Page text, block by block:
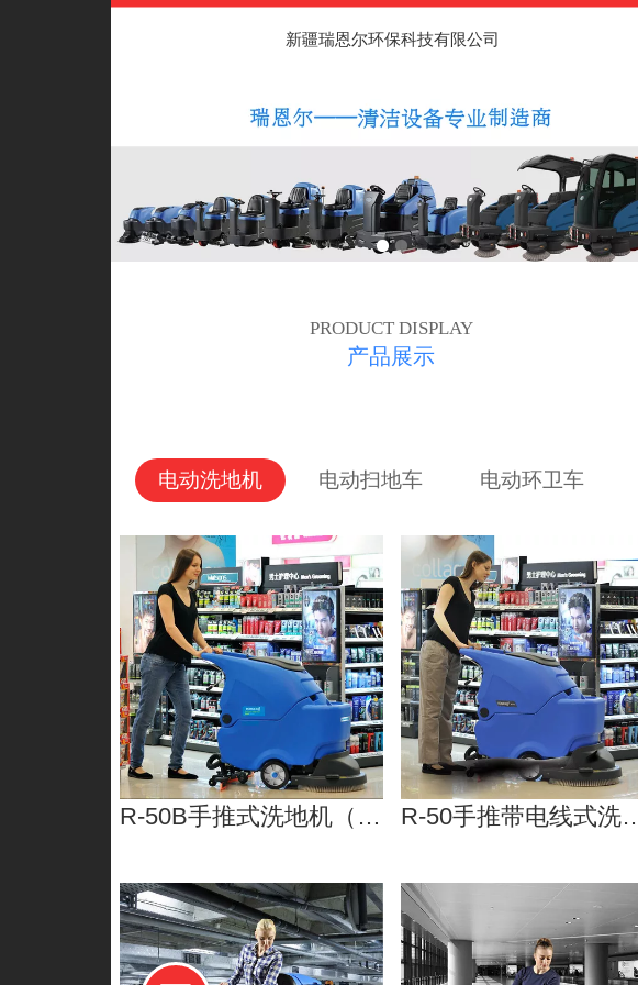
新疆瑞恩尔环保科技有限公司
PRODUCT DISPLAY
产品展示
电动洗地机 电动扫地车 电动环卫车
R-50B手推式洗地机（销量王） R-50手推带